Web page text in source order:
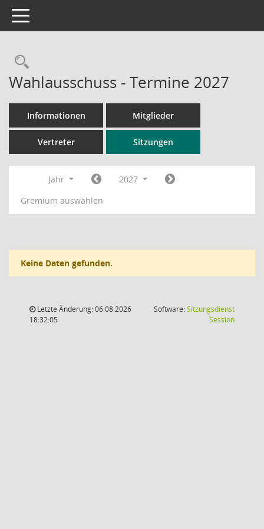
Toggle navigation
Rechercheauswahl
Wahlausschuss - Termine 2027
Informationen Mitglieder
Vertreter Sitzungen
Jahr
2027
Gremium auswählen
Keine Daten gefunden.
Letzte Änderung: 06.08.2026
18:32:05
Software:Sitzungsdienst
Session(Wird in